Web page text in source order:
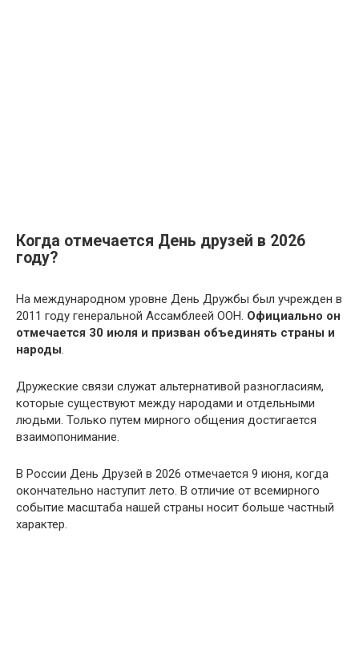
Когда отмечается День друзей в 2026
году?
На международном уровне День Дружбы был учрежден в
2011 году генеральной Ассамблеей ООН. Официально он
отмечается 30 июля и призван объединять страны и
народы.
Дружеские связи служат альтернативой разногласиям,
которые существуют между народами и отдельными
людьми. Только путем мирного общения достигается
взаимопонимание.
В России День Друзей в 2026 отмечается 9 июня, когда
окончательно наступит лето. В отличие от всемирного
событие масштаба нашей страны носит больше частный
характер.